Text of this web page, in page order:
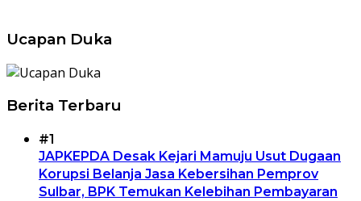
Ucapan Duka
Berita Terbaru
#1
JAPKEPDA Desak Kejari Mamuju Usut Dugaan
Korupsi Belanja Jasa Kebersihan Pemprov
Sulbar, BPK Temukan Kelebihan Pembayaran